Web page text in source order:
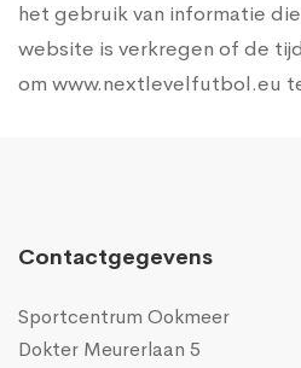
het gebruik van informatie
website is verkregen of de
om www.nextlevelfutbol.eu
Contactgegevens
Sportcentrum Ookmeer
Dokter Meurerlaan 5